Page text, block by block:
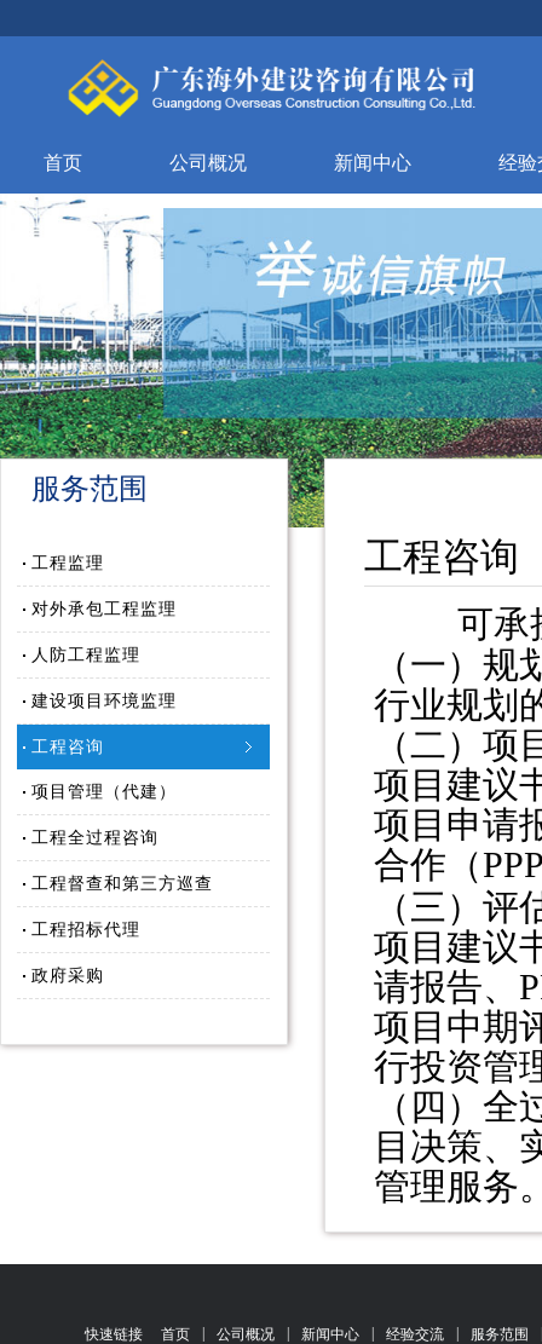
首页 公司概况 新闻中心 经验
服务范围
工程监理
对外承包工程监理
人防工程监理
建设项目环境监理
工程咨询
项目管理（代建）
工程全过程咨询
工程督查和第三方巡查
工程招标代理
政府采购
工程咨询
可承
（一）
行业规划
（二）
项目建议
项目申请
合作（
（三）
项目建议
请报告、
项目中期
行投资管
（四）
目决策、
管理服务
快速链接 首页 | 公司概况 | 新闻中心 | 经验交流 | 服务范围